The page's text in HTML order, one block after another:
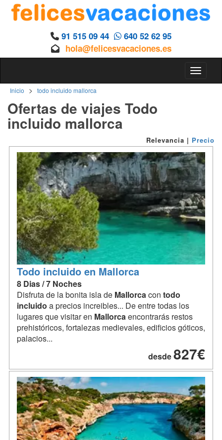
91 515 09 44
640 52 62 95
hola@felicesvacaciones.es
Toggle
Inicio > todo incluido mallorca
Ofertas de viajes Todo
incluido mallorca
Relevancia | Precio
Todo incluido en Mallorca
8 Dias / 7 Noches
Disfruta de la bonita isla de Mallorcacon todo
incluido a precios increibles... De entre todas los
lugares que visitar en Mallorcaencontrarás restos
prehistóricos, fortalezas medievales, edificios góticos,
palacios...
desde827€